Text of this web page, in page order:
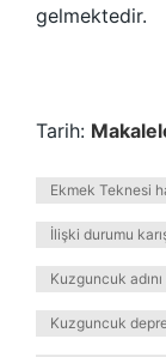
gelmektedir.
Tarih:
Ekmek Teknesi
İlişki durumu
Kuzguncuk
Kuzguncuk